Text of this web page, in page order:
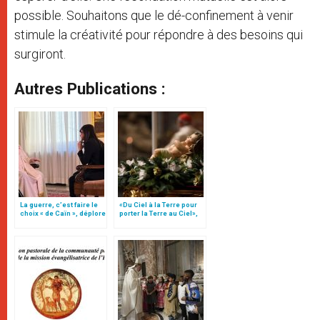
possible. Souhaitons que le dé-confinement à venir
stimule la créativité pour répondre à des besoins qui
surgiront.
Autres Publications :
La guerre, c’est faire le
choix « de Caïn », déplore
«Du Ciel à la Terre pour
porter la Terre au Ciel»,